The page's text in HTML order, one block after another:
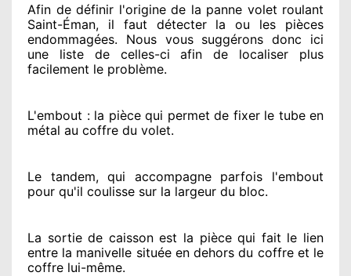
Afin de définir l'originede la panne volet roulant
Saint-Éman, il faut détecterla ou les pièces
endommagées. Nous vous suggérons donc ici
une liste de celles-ci afin de localiser plus
facilement le problème.
L'embout : la pièce qui permet de fixer le tube en
métal au coffre du volet.
Le tandem, qui accompagne parfois l'embout
pour qu'il coulisse sur la largeur du bloc.
La sortie de caisson est la pièce qui fait le lien
entre la manivelle situéeen dehors du coffre et le
coffre lui-même.